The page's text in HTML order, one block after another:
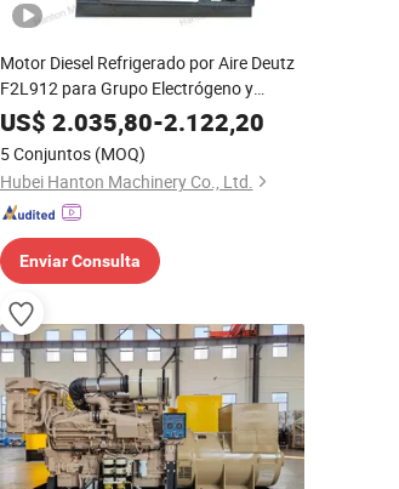
Motor Diesel Refrigerado por Aire Deutz
F2L912 para Grupo Electrógeno y
Equipos Industriales
US$ 2.035,80-2.122,20
5 Conjuntos (MOQ)
Hubei Hanton Machinery Co., Ltd.
Enviar Consulta